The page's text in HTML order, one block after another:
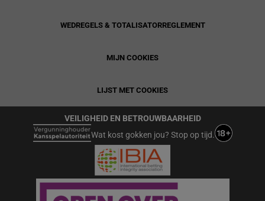
WEDREGELS & TOTALISATORREGLEMENT
MIJN COOKIES
LIJST MET COOKIES
VEILIGHEID EN BETROUWBAARHEID
Wat kost gokken jou? Stop op tijd.